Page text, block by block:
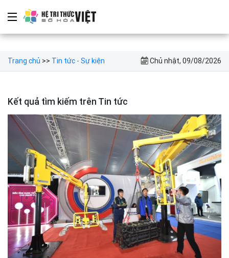
Trang chủ >> Tin tức - Sự kiện Chủ nhật, 09/08/2026
Kết quả tìm kiếm trên Tin tức